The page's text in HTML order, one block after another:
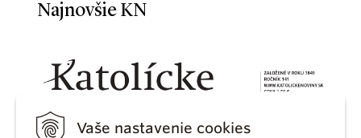
Vaše nastavenie cookies
Najnovšie KN